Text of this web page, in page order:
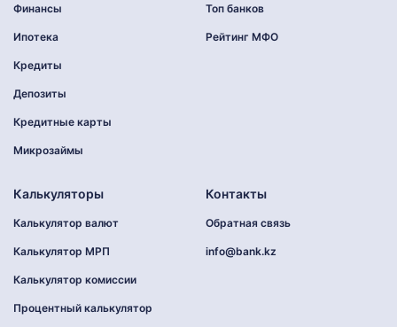
Финансы
Ипотека
Кредиты
Депозиты
Кредитные карты
Микрозаймы
Топ банков
Рейтинг МФО
Калькуляторы
Калькулятор валют
Калькулятор МРП
Калькулятор комиссии
Процентный калькулятор
Контакты
Обратная связь
info@bank.kz